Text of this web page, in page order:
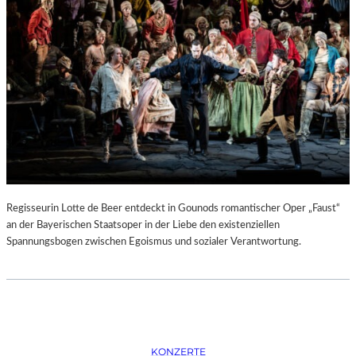
–
K
Ü
N
S
T
L
E
R
,
T
M
Regisseurin Lotte de Beer entdeckt in Gounods romantischer Oper „Faust“
an der Bayerischen Staatsoper in der Liebe den existenziellen
Spannungsbogen zwischen Egoismus und sozialer Verantwortung.
KONZERTE